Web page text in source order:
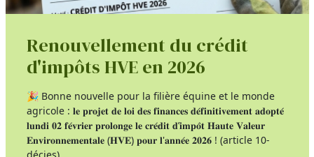
Renouvellement du crédit
d'impôts HVE en 2026
🎉 Bonne nouvelle pour la filière équine et le monde
agricole : 𝐥𝐞 𝐩𝐫𝐨𝐣𝐞𝐭 𝐝𝐞 𝐥𝐨𝐢 𝐝𝐞𝐬 𝐟𝐢𝐧𝐚𝐧𝐜𝐞𝐬 𝐝𝐞́𝐟𝐢𝐧𝐢𝐭𝐢𝐯𝐞𝐦𝐞𝐧𝐭 𝐚𝐝𝐨𝐩𝐭𝐞́
𝐥𝐮𝐧𝐝𝐢 𝟎𝟐 𝐟𝐞́𝐯𝐫𝐢𝐞𝐫 𝐩𝐫𝐨𝐥𝐨𝐧𝐠𝐞 𝐥𝐞 𝐜𝐫𝐞́𝐝𝐢𝐭 𝐝’𝐢𝐦𝐩𝐨̂𝐭 𝐇𝐚𝐮𝐭𝐞 𝐕𝐚𝐥𝐞𝐮𝐫
𝐄𝐧𝐯𝐢𝐫𝐨𝐧𝐧𝐞𝐦𝐞𝐧𝐭𝐚𝐥𝐞 (𝐇𝐕𝐄) 𝐩𝐨𝐮𝐫 𝐥'𝐚𝐧𝐧𝐞́𝐞 𝟐𝟎𝟐𝟔 ! (article 10-